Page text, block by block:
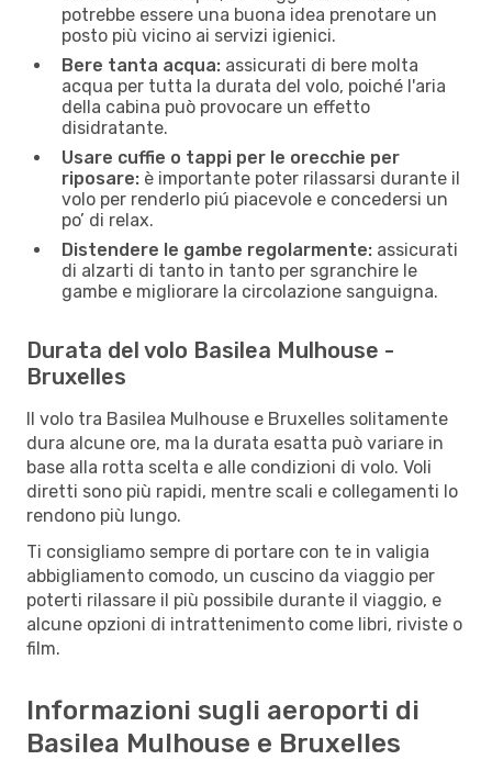
potrebbe essere una buona idea prenotare un
posto più vicino ai servizi igienici.
Bere tanta acqua: assicurati di bere molta
acqua per tutta la durata del volo, poiché l'aria
della cabina può provocare un effetto
disidratante.
Usare cuffie o tappi per le orecchie per
riposare: è importante poter rilassarsi durante il
volo per renderlo piú piacevole e concedersi un
po’ di relax.
Distendere le gambe regolarmente: assicurati
di alzarti di tanto in tanto per sgranchire le
gambe e migliorare la circolazione sanguigna.
Durata del volo Basilea Mulhouse -
Bruxelles
Il volo tra Basilea Mulhouse e Bruxelles solitamente
dura alcune ore, ma la durata esatta può variare in
base alla rotta scelta e alle condizioni di volo. Voli
diretti sono più rapidi, mentre scali e collegamenti lo
rendono più lungo.
Ti consigliamo sempre di portare con te in valigia
abbigliamento comodo, un cuscino da viaggio per
poterti rilassare il più possibile durante il viaggio, e
alcune opzioni di intrattenimento come libri, riviste o
film.
Informazioni sugli aeroporti di
Basilea Mulhouse e Bruxelles